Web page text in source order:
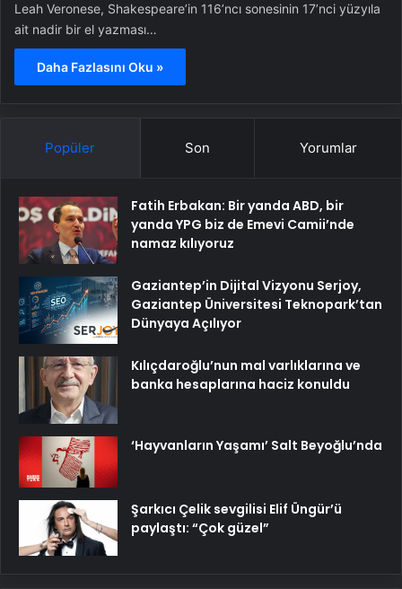
Leah Veronese, Shakespeare’in 116’ncı sonesinin 17’nci yüzyıla
ait nadir bir el yazması…
Daha Fazlasını Oku »
Popüler Son Yorumlar
Fatih Erbakan: Bir yanda ABD, bir
yanda YPG biz de Emevi Camii’nde
namaz kılıyoruz
Gaziantep’in Dijital Vizyonu Serjoy,
Gaziantep Üniversitesi Teknopark’tan
Dünyaya Açılıyor
Kılıçdaroğlu’nun mal varlıklarına ve
banka hesaplarına haciz konuldu
‘Hayvanların Yaşamı’ Salt Beyoğlu’nda
Şarkıcı Çelik sevgilisi Elif Üngür’ü
paylaştı: “Çok güzel”